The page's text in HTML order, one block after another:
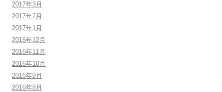
2017年3月
2017年2月
2017年1月
2016年12月
2016年11月
2016年10月
2016年9月
2016年8月